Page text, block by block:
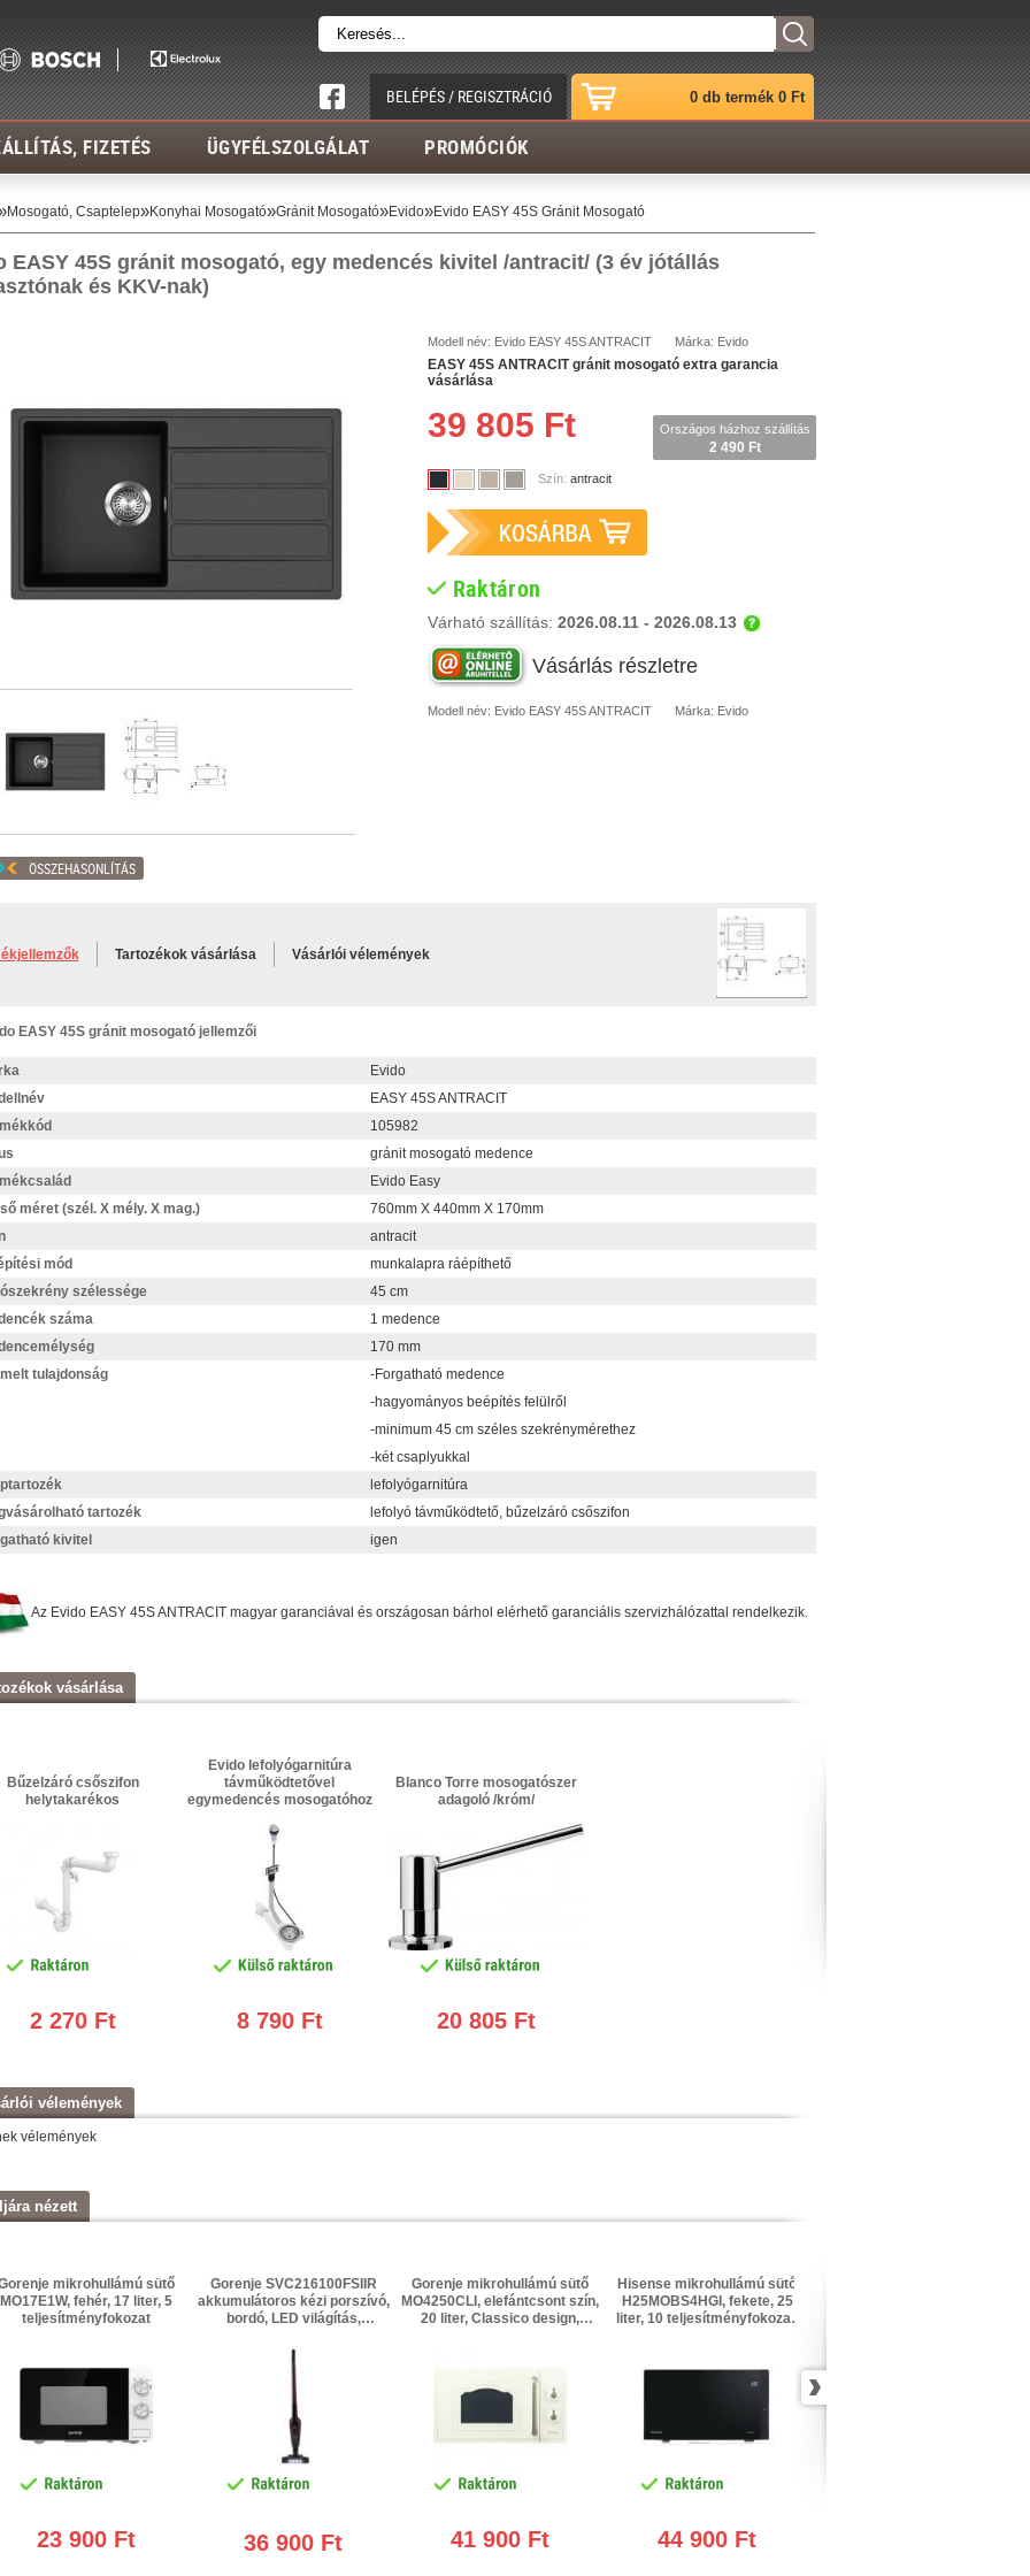
FIZETÉS ÜGYFÉLSZOLGÁLAT PROMÓCIÓK
0 db termék 0 Ft
BELÉPÉS / REGISZTRÁCIÓ
Mosogató, Csaptelep»Konyhai Mosogató»Gránit Mosogató»Evido»Evido EASY 45S Gránit Mosogató
EASY 45S gránit mosogató, egy medencés kivitel /antracit/ (3 év jótállás
és KKV-nak)
ÖSSZEHASONLÍTÁS
Modell név: EvidoEASY 45S ANTRACIT Márka: Evido
EASY 45S ANTRACIT gránit mosogató extra garancia
vásárlása
39 805 Ft Országos házhoz szállítás
2 490 Ft
Szín: antracit
Raktáron
Várható szállítás: 2026.08.11 - 2026.08.13
Vásárlás részletre
Modell név: EvidoEASY 45S ANTRACIT Márka: Evido
Tartozékok vásárlása Vásárlói vélemények
EASY 45S gránit mosogató jellemzői
Evido
EASY 45S ANTRACIT
105982
gránit mosogató medence
Evido Easy
méret (szél. X mély. X mag.)
760mm X 440mm X 170mm
antracit
mód
munkalapra ráépíthető
szélessége
45 cm
száma
1 medence
170 mm
tulajdonság
-Forgatható medence
-hagyományos beépítés felülről
-minimum 45 cm széles szekrénymérethez
-két csaplyukkal
lefolyógarnitúra
tartozék
lefolyó távműködtető, bűzelzáró csőszifon
kivitel
igen
Az Evido EASY 45S ANTRACIT magyar garanciával és országosan bárhol elérhető garanciális szervizhálózattal rendelkezik.
vásárlása
Bűzelzáró csőszifon
helytakarékos
2 270 Ft
Evido lefolyógarnitúra
távműködtetővel
egymedencés mosogatóhoz
8 790 Ft
Blanco Torre mosogatószer
adagoló /króm/
20 805 Ft
vélemények
vélemények
nézett
mikrohullámú sütő
MO17E1W, fehér, 17 liter, 5
teljesítményfokozat
23 900 Ft
Gorenje SVC216100FSIIR
akkumulátoros kézi porszívó,
bordó, LED világítás,
36 900 Ft
Gorenje mikrohullámú sütő
MO4250CLI, elefántcsont szín,
20 liter, Classico design,
41 900 Ft
Hisense mikrohullámú sütő
H25MOBS4HGI, fekete, 25
liter, 10 teljesítményfokozat,
44 900 Ft